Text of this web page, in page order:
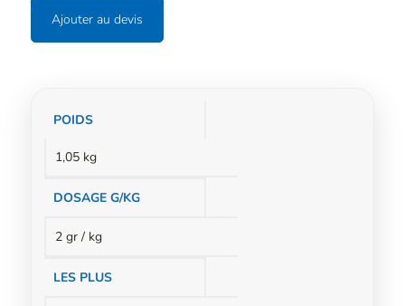
Ajouter au devis
Informations
POIDS
1,05 kg
DOSAGE G/KG
2 gr / kg
LES PLUS